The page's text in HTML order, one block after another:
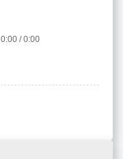
0:00 / 0:00